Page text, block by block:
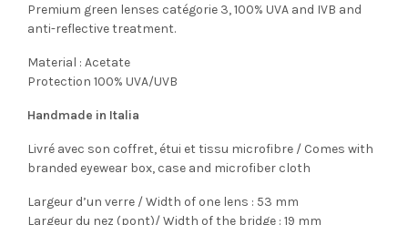
Premium green lenses catégorie 3, 100% UVA and IVB and
anti-reflective treatment.
Material : Acetate
Protection 100% UVA/UVB
Handmade in Italia
Livré avec son coffret, étui et tissu microfibre / Comes with
branded eyewear box, case and microfiber cloth
Largeur d’un verre / Width of one lens : 53 mm
Largeur du nez (pont)/ Width of the bridge : 19 mm